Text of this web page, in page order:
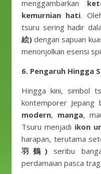
menggambarkan
kemurnian hati.
tsuru sering hadir
絵) dengan sapuan
menonjolkan esensi
6. Pengaruh Hingga
Hingga kini, simbol
kontemporer Jepang
modern, manga,
Tsuru menjadi ikon
harapan, terutama
羽鶴)
seribu
perdamaian pasca